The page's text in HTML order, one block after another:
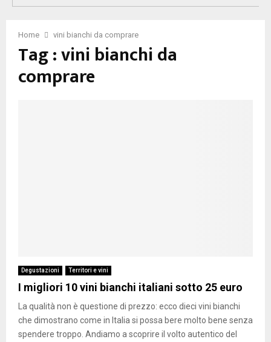
Home vini bianchi da comprare
Tag : vini bianchi da
comprare
Degustazioni Territori e vini
I migliori 10 vini bianchi italiani sotto 25 euro
La qualità non è questione di prezzo: ecco dieci vini bianchi
che dimostrano come in Italia si possa bere molto bene senza
spendere troppo. Andiamo a scoprire il volto autentico del